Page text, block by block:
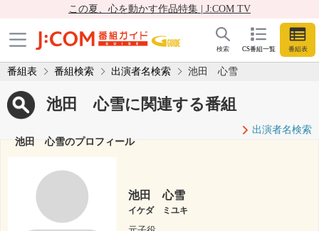
この夏、心を動かす作品特集 | J:COM TV
CS番組一覧 番組表
検索
番組表 番組検索 出演者名検索 池田 心雪
池田 心雪に関連する番組
出演者名検索
池田 心雪のプロフィール
池田 心雪
イケダ ミユキ